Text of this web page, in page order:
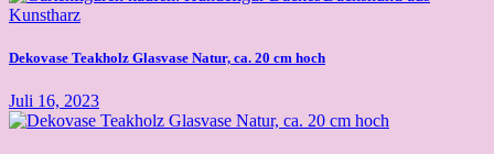
Dekovase Teakholz Glasvase Natur, ca. 20 cm hoch
Juli 16, 2023